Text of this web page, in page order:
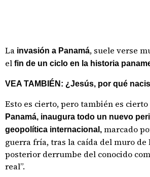
La invasión a Panamá, suele verse
el fin de un ciclo en la historia
VEA TAMBIÉN: ¿Jesús, por qué
Esto es cierto, pero también es cierto
Panamá, inaugura todo un nuevo
geopolítica internacional, marcado
guerra fría, tras la caída del muro de
posterior derrumbe del conocido
real”.